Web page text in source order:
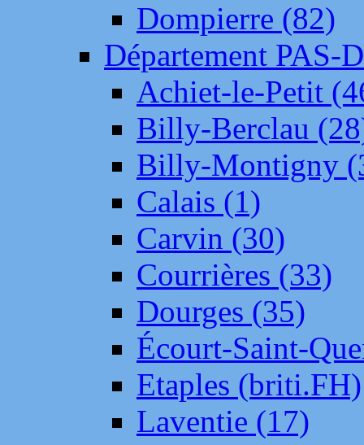
Dompierre (82)
Département PAS-
Achiet-le-Petit
Billy-Berclau
Billy-Montigny
Calais (1)
Carvin (30)
Courrières (33)
Dourges (35)
Écourt-Saint-
Etaples (briti.FH)
Laventie (17)